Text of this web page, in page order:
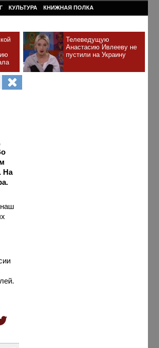
КУЛЬТУРА КНИЖНАЯ ПОЛКА
Телеведущую
Анастасию Ивлееву не
пустили на Украину
На